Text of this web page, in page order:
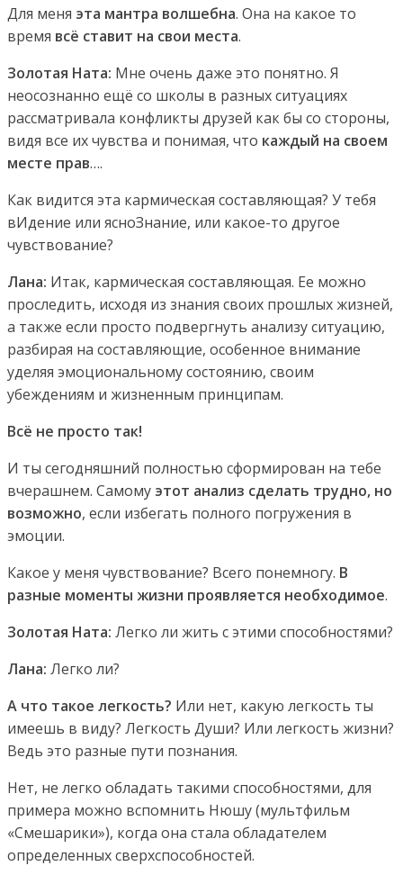
Для меня эта мантра волшебна. Она на какое то
время всё ставит на свои места.
Золотая Ната: Мне очень даже это понятно. Я
неосознанно ещё со школы в разных ситуациях
рассматривала конфликты друзей как бы со стороны,
видя все их чувства и понимая, что каждый на своем
месте прав….
Как видится эта кармическая составляющая? У тебя
вИдение или ясноЗнание, или какое-то другое
чувствование?
Лана: Итак, кармическая составляющая. Ее можно
проследить, исходя из знания своих прошлых жизней,
а также если просто подвергнуть анализу ситуацию,
разбирая на составляющие, особенное внимание
уделяя эмоциональному состоянию, своим
убеждениям и жизненным принципам.
Всё не просто так!
И ты сегодняшний полностью сформирован на тебе
вчерашнем. Самому этот анализ сделать трудно, но
возможно, если избегать полного погружения в
эмоции.
Какое у меня чувствование? Всего понемногу. В
разные моменты жизни проявляется необходимое.
Золотая Ната: Легко ли жить с этими способностями?
Лана: Легко ли?
А что такое легкость? Или нет, какую легкость ты
имеешь в виду? Легкость Души? Или легкость жизни?
Ведь это разные пути познания.
Нет, не легко обладать такими способностями, для
примера можно вспомнить Нюшу (мультфильм
«Смешарики»), когда она стала обладателем
определенных сверхспособностей.